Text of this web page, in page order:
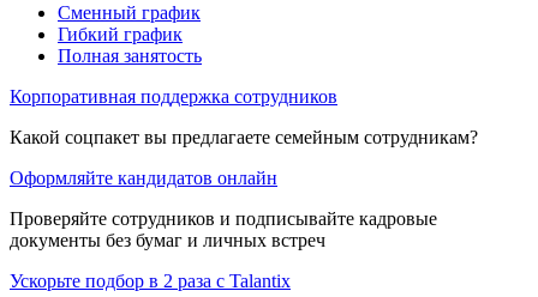
Сменный график
Гибкий график
Полная занятость
Корпоративная поддержка сотрудников
Какой соцпакет вы предлагаете семейным сотрудникам?
Оформляйте кандидатов онлайн
Проверяйте сотрудников и подписывайте кадровые
документы без бумаг и личных встреч
Ускорьте подбор в 2 раза с Talantix